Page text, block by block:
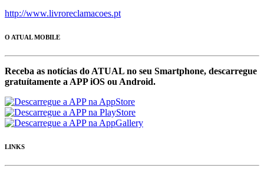
http://www.livroreclamacoes.pt
O ATUAL MOBILE
Receba as notícias do ATUAL no seu Smartphone, descarregue
gratuítamente a APP iOS ou Android.
LINKS